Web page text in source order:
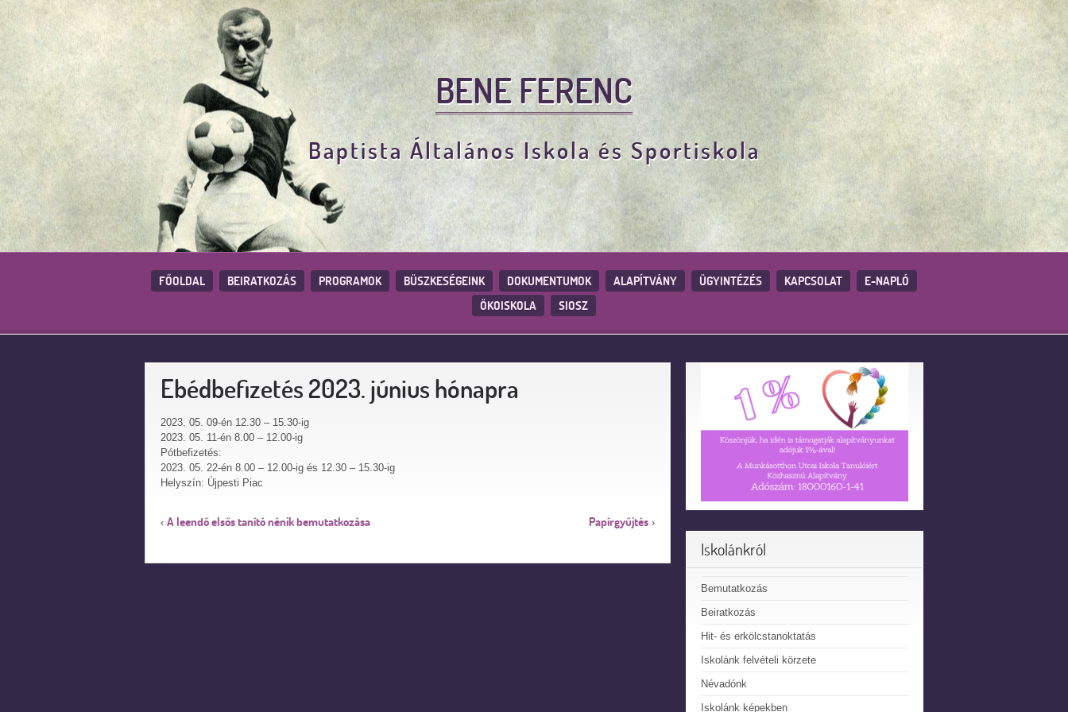
BENE FERENC
Baptista Általános Iskola és Sportiskola
FŐOLDAL BEIRATKOZÁS PROGRAMOK BÜSZKESÉGEINK DOKUMENTUMOK ALAPÍTVÁNY ÜGYINTÉZÉS KAPCSOLAT
E-NAPLÓ
ÖKOISKOLA
SIOSZ
Ebédbefizetés 2023. június hónapra
2023. 05. 09-én 12.30 – 15.30-ig
2023. 05. 11-én 8.00 – 12.00-ig
Pótbefizetés:
2023. 05. 22-én 8.00 – 12.00-ig és 12.30 – 15.30-ig
Helyszín: Újpesti Piac
‹ A leendő elsős tanító nénik bemutatkozása Papírgyűjtés›
Iskolánkról
Bemutatkozás
Beiratkozás
Hit- és erkölcstanoktatás
Iskolánk felvételi körzete
Névadónk
Iskolánk képekben